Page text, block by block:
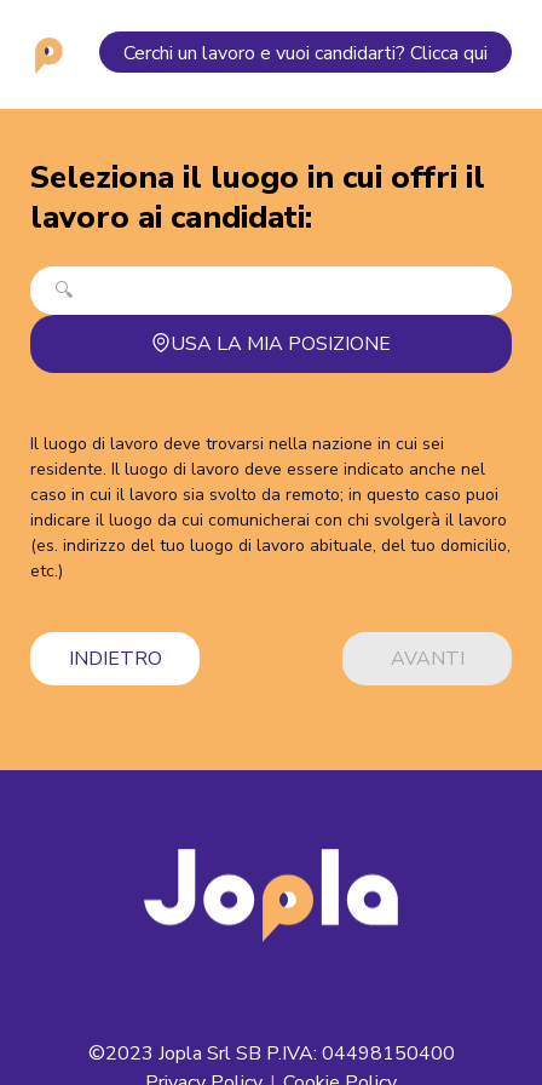
Cerchi un lavoro e vuoi candidarti? Clicca qui
Seleziona il luogo in cui offri il
lavoro ai candidati:
USA LA MIA POSIZIONE
Il luogo di lavoro deve trovarsi nella nazione in cui sei
residente. Il luogo di lavoro deve essere indicato anche nel
caso in cui il lavoro sia svolto da remoto; in questo caso puoi
indicare il luogo da cui comunicherai con chi svolgerà il lavoro
(es. indirizzo del tuo luogo di lavoro abituale, del tuo domicilio,
etc.)
AVANTI
INDIETRO
©2023 Jopla Srl SB P.IVA: 04498150400